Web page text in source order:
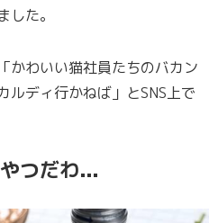
た。
かわいい猫社員たちのバカン
ルディ行かねば」とSNS上で
つだわ...